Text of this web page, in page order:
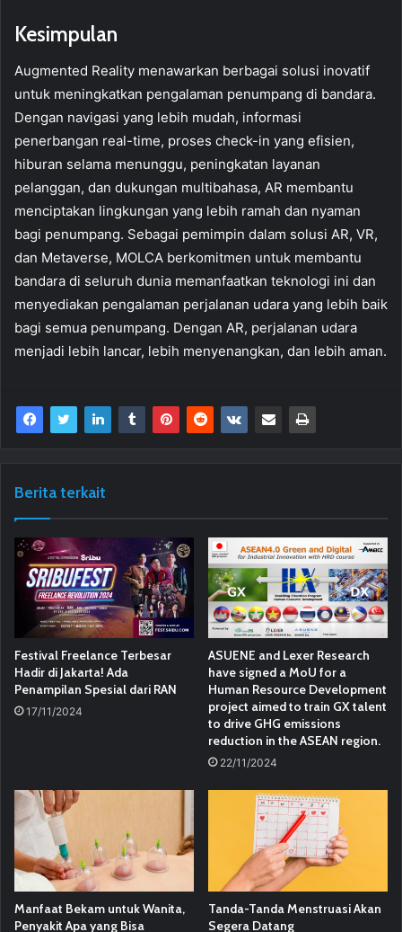
Kesimpulan
Augmented Reality menawarkan berbagai solusi inovatif
untuk meningkatkan pengalaman penumpang di bandara.
Dengan navigasi yang lebih mudah, informasi
penerbangan real-time, proses check-in yang efisien,
hiburan selama menunggu, peningkatan layanan
pelanggan, dan dukungan multibahasa, AR membantu
menciptakan lingkungan yang lebih ramah dan nyaman
bagi penumpang. Sebagai pemimpin dalam solusi AR, VR,
dan Metaverse, MOLCA berkomitmen untuk membantu
bandara di seluruh dunia memanfaatkan teknologi ini dan
menyediakan pengalaman perjalanan udara yang lebih baik
bagi semua penumpang. Dengan AR, perjalanan udara
menjadi lebih lancar, lebih menyenangkan, dan lebih aman.
Berita terkait
Festival Freelance Terbesar
Hadir di Jakarta! Ada
Penampilan Spesial dari RAN
17/11/2024
ASUENE and Lexer Research
have signed a MoU for a
Human Resource Development
project aimed to train GX talent
to drive GHG emissions
reduction in the ASEAN region.
22/11/2024
Manfaat Bekam untuk Wanita,
Penyakit Apa yang Bisa
Tanda-Tanda Menstruasi Akan
Segera Datang